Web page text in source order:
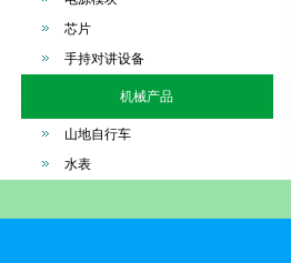
芯片
手持对讲设备
机械产品
山地自行车
水表